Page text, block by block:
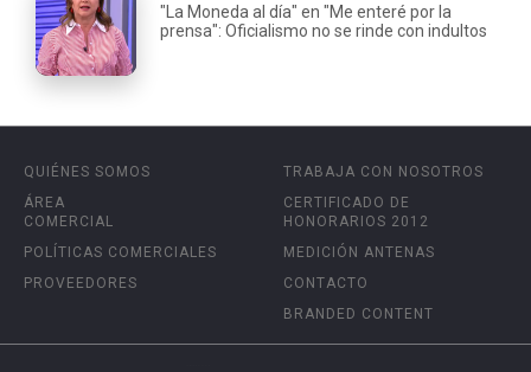
"La Moneda al día" en "Me enteré por la
prensa": Oficialismo no se rinde con indultos
QUIÉNES SOMOS
ÁREA
COMERCIAL
POLÍTICAS COMERCIALES
PROVEEDORES
TRABAJA CON NOSOTROS
CERTIFICADO DE
HONORARIOS 2012
MEDICIÓN ANTENAS
CONTACTO
BRANDED CONTENT